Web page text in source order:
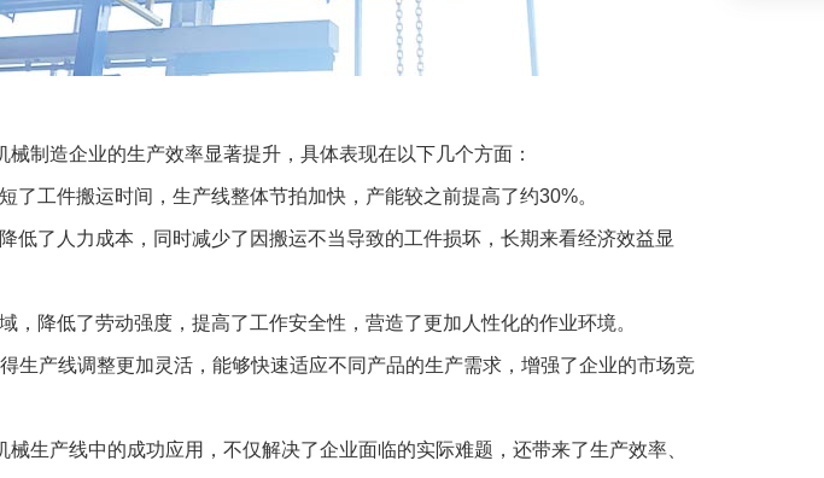
制造企业的生产效率显著提升，具体表现在以下几个方面：
了工件搬运时间，生产线整体节拍加快，产能较之前提高了约30%。
低了人力成本，同时减少了因搬运不当导致的工件损坏，长期来看经济效益显
，降低了劳动强度，提高了工作安全性，营造了更加人性化的作业环境。
生产线调整更加灵活，能够快速适应不同产品的生产需求，增强了企业的市场竞
生产线中的成功应用，不仅解决了企业面临的实际难题，还带来了生产效率、